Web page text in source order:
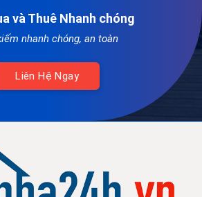
và Thuê Nhanh chóng
nhanh chóng, an toàn
Liên Hệ Ngay